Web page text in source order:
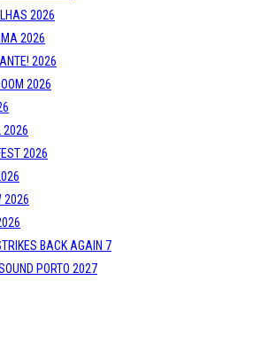
2026
2026
2026
2026
2026
2026
2026
BACK AGAIN 7
PORTO 2027